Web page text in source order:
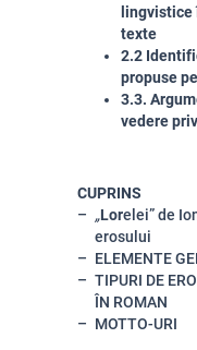
texte
2.2
propuse
3.3.
vedere
CUPRINS
„Lorelei” de
erosului
ELEMENTE
TIPURI DE
ÎN ROMAN
MOTTO-URI